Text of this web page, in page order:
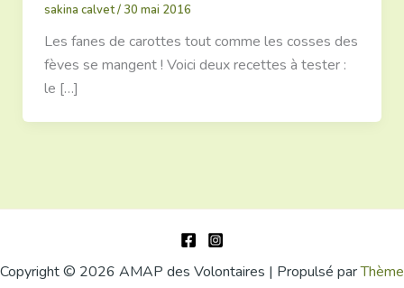
sakina calvet/30 mai 2016
Les fanes de carottes tout comme les cosses des
fèves se mangent ! Voici deux recettes à tester :
le […]
Copyright © 2026 AMAP des Volontaires | Propulsé parThème